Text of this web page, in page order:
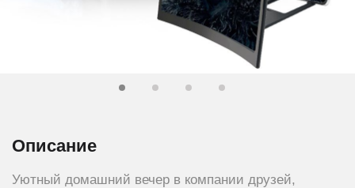
Описание
Уютный домашний вечер в компании друзей,